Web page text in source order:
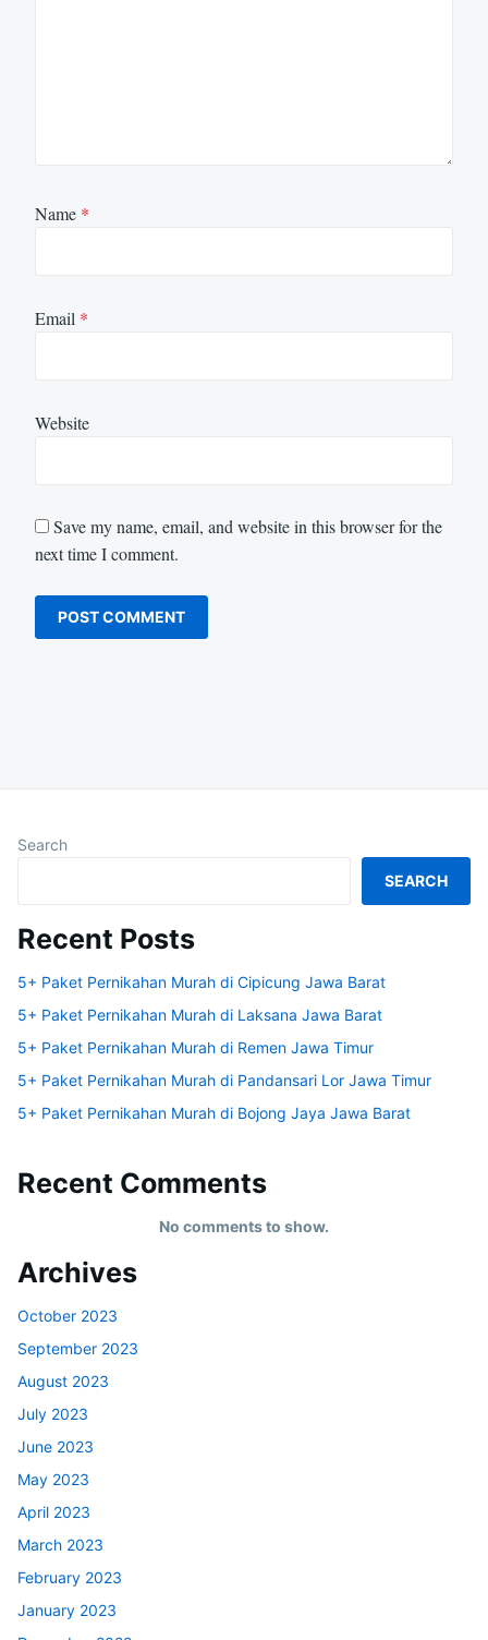
Name *
Email *
Website
Save my name, email, and website in this browser for the
next time I comment.
Search
SEARCH
Recent Posts
5+ Paket Pernikahan Murah di Cipicung Jawa Barat
5+ Paket Pernikahan Murah di Laksana Jawa Barat
5+ Paket Pernikahan Murah di Remen Jawa Timur
5+ Paket Pernikahan Murah di Pandansari Lor Jawa Timur
5+ Paket Pernikahan Murah di Bojong Jaya Jawa Barat
Recent Comments
No comments to show.
Archives
October 2023
September 2023
August 2023
July 2023
June 2023
May 2023
April 2023
March 2023
February 2023
January 2023